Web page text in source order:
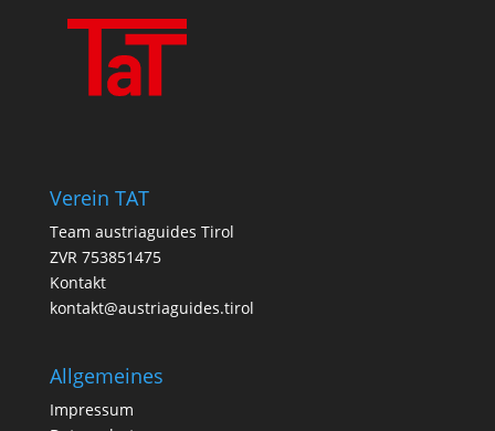
Verein TAT
Team austriaguides Tirol
ZVR 753851475
Kontakt
kontakt@austriaguides.tirol
Allgemeines
Impressum